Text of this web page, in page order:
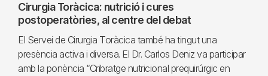
Cirurgia Toràcica: nutrició i cures
postoperatòries, al centre del debat
El Servei de Cirurgia Toràcica també ha tingut una
presència activa i diversa. El Dr. Carlos Deniz va participar
amb la ponència “Cribratge nutricional prequirúrgic en